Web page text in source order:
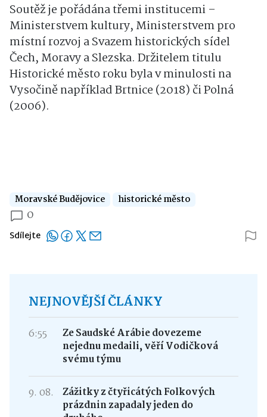
Soutěž je pořádána třemi institucemi –
Ministerstvem kultury, Ministerstvem pro
místní rozvoj a Svazem historických sídel
Čech, Moravy a Slezska. Držitelem titulu
Historické město roku byla v minulosti na
Vysočině například Brtnice (2018) či Polná
(2006).
Moravské Budějovice historické město
0
Sdílejte
NEJNOVĚJŠÍ ČLÁNKY
6:55
Ze Saudské Arábie dovezeme
nejednu medaili, věří Vodičková
svému týmu
9. 08.
Zážitky z čtyřicátých Folkových
prázdnin zapadaly jeden do